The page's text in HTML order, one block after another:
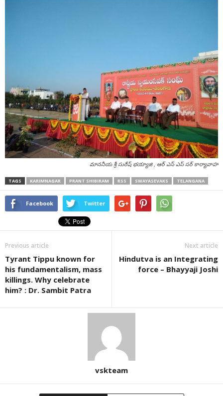
మాననీయ శ్రీ సురేష్ భయ్యాజి , ఆర్ ఎస్ ఎస్ సర్ కార్యావాహ
TAGS KARIMNAGAR PRANT SHIBIRAM RSS SWAYASEVAKS TELANGANA
Facebook Twitter
Previous article
Tyrant Tippu known for
his fundamentalism, mass
killings. Why celebrate
him? : Dr. Sambit Patra
Next article
Hindutva is an Integrating
force – Bhayyaji Joshi
vskteam